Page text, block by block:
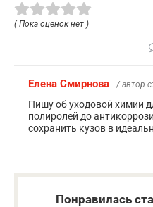
( Пока оценок нет )
Елена Смирнова / автор
Пишу об уходовой химии
полиролей до
сохранить кузов в
Понравилась